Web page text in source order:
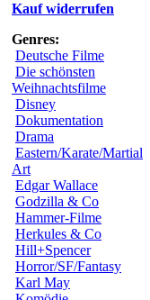
Kauf widerrufen
Genres:
Deutsche Filme
Die schönsten
Weihnachtsfilme
Disney
Dokumentation
Drama
Eastern/Karate/Martial
Art
Edgar Wallace
Godzilla & Co
Hammer-Filme
Herkules & Co
Hill+Spencer
Horror/SF/Fantasy
Karl May